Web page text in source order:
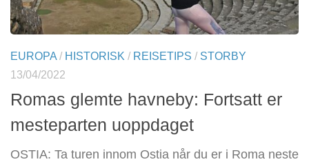
EUROPA / HISTORISK / REISETIPS / STORBY
13/04/2022
Romas glemte havneby: Fortsatt er
mesteparten uoppdaget
OSTIA: Ta turen innom Ostia når du er i Roma neste